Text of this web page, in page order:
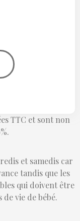
TTC et sont non
et samedis car
tandis que les
qui doivent être
vie de bébé.